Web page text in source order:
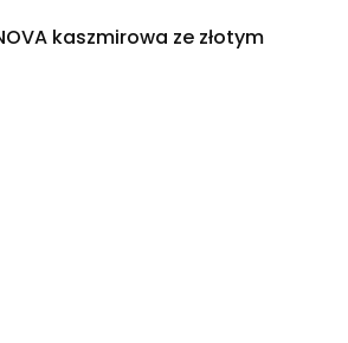
kaszmirowa ze złotym